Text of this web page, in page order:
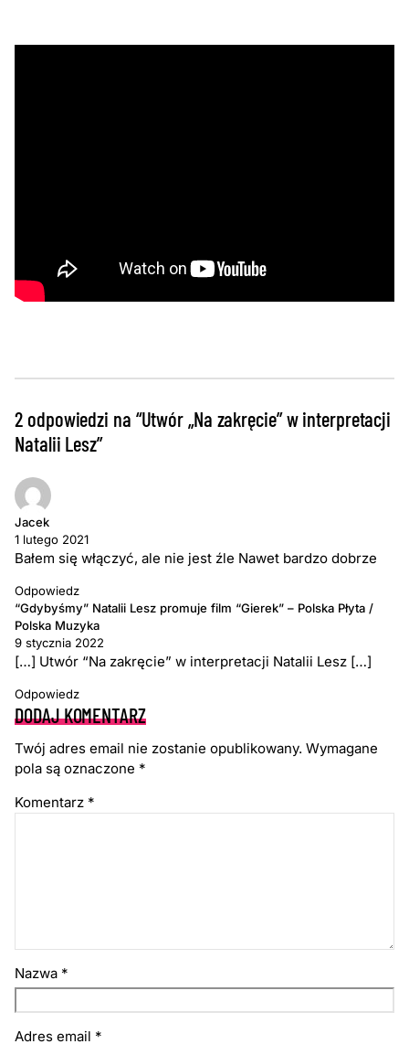
2 odpowiedzi na “Utwór „Na zakręcie” w interpretacji
Natalii Lesz”
Jacek
1 lutego 2021
Bałem się włączyć, ale nie jest źle Nawet bardzo dobrze
Odpowiedz
“Gdybyśmy” Natalii Lesz promuje film “Gierek” – Polska Płyta /
Polska Muzyka
9 stycznia 2022
[…] Utwór “Na zakręcie” w interpretacji Natalii Lesz […]
Odpowiedz
DODAJ KOMENTARZ
Twój adres email nie zostanie opublikowany. Wymagane
pola są oznaczone *
Komentarz *
Nazwa *
Adres email *